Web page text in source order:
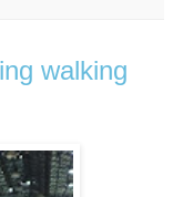
walking